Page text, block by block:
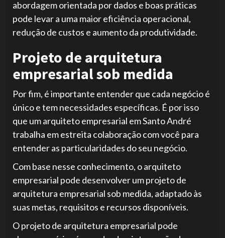
abordagem orientada por dados e boas práticas
pode levar a uma maior eficiência operacional,
redução de custos e aumento da produtividade.
Projeto de arquitetura
empresarial sob medida
Por fim, é importante entender que cada negócio é
único e tem necessidades específicas. É por isso
que um arquiteto empresarial em Santo André
trabalha em estreita colaboração com você para
entender as particularidades do seu negócio.
Com base nesse conhecimento, o arquiteto
empresarial pode desenvolver um projeto de
arquitetura empresarial sob medida, adaptado às
suas metas, requisitos e recursos disponíveis.
O projeto de arquitetura empresarial pode